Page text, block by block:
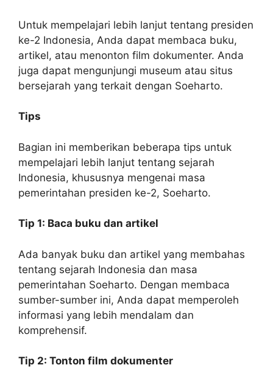
Untuk mempelajari lebih lanjut tentang presiden
ke-2 Indonesia, Anda dapat membaca buku,
artikel, atau menonton film dokumenter. Anda
juga dapat mengunjungi museum atau situs
bersejarah yang terkait dengan Soeharto.
Tips
Bagian ini memberikan beberapa tips untuk
mempelajari lebih lanjut tentang sejarah
Indonesia, khususnya mengenai masa
pemerintahan presiden ke-2, Soeharto.
Tip 1: Baca buku dan artikel
Ada banyak buku dan artikel yang membahas
tentang sejarah Indonesia dan masa
pemerintahan Soeharto. Dengan membaca
sumber-sumber ini, Anda dapat memperoleh
informasi yang lebih mendalam dan
komprehensif.
Tip 2: Tonton film dokumenter